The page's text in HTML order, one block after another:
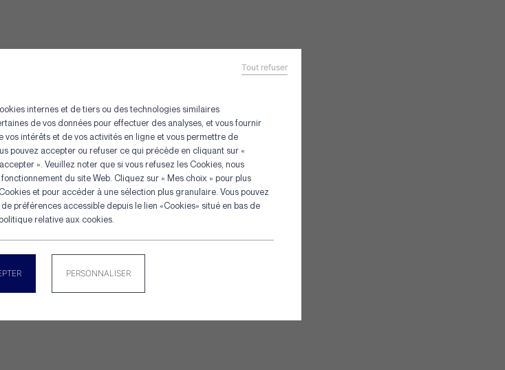
Panneau de gestion des cookies
internes et de tiers ou des technologies similaires
de vos données pour effectuer des analyses, et vous fournir
intérêts et de vos activités en ligne et vous permettre de
pouvez accepter ou refuser ce qui précède en cliquant sur «
». Veuillez noter que si vous refusez les Cookies, nous
du site Web. Cliquez sur « Mes choix » pour plus
et pour accéder à une sélection plus granulaire. Vous pouvez
préférences accessible depuis le lien «Cookies» situé en bas de
relative aux cookies.
Tout refuser
PERSONNALISER